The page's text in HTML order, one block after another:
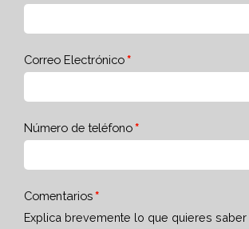
Correo Electrónico
Número de teléfono
Comentarios
Explica brevemente lo que quieres saber